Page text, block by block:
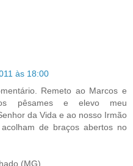
às 18:00
Remeto ao Marcos e
pêsames e elevo meu
da Vida e ao nosso Irmão
de braços abertos no
(MG)